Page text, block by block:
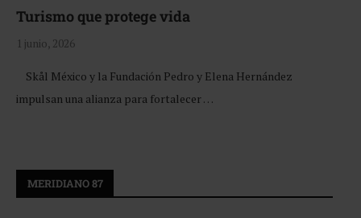
Turismo que protege vida
1 junio, 2026
Skål México y la Fundación Pedro y Elena Hernández
impulsan una alianza para fortalecer …
MERIDIANO 87